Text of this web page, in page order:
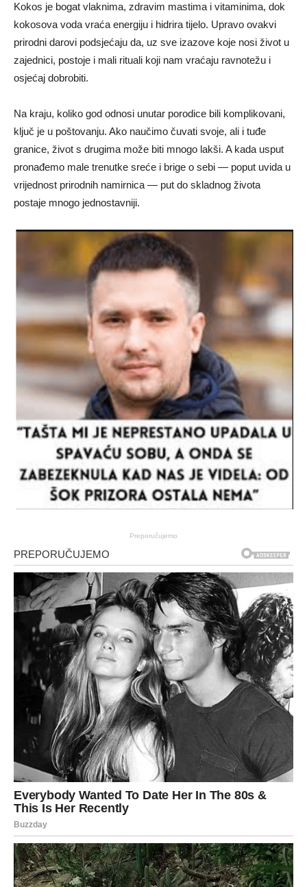
Kokos je bogat vlaknima, zdravim mastima i vitaminima, dok
kokosova voda vraća energiju i hidrira tijelo. Upravo ovakvi
prirodni darovi podsjećaju da, uz sve izazove koje nosi život u
zajednici, postoje i mali rituali koji nam vraćaju ravnotežu i
osjećaj dobrobiti.
Na kraju, koliko god odnosi unutar porodice bili komplikovani,
ključ je u poštovanju. Ako naučimo čuvati svoje, ali i tuđe
granice, život s drugima može biti mnogo lakši. A kada usput
pronađemo male trenutke sreće i brige o sebi — poput uvida u
vrijednost prirodnih namirnica — put do skladnog života
postaje mnogo jednostavniji.
Preporučujemo